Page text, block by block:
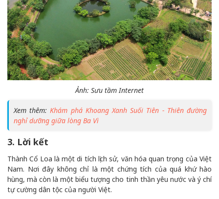
Ảnh: Sưu tầm Internet
Xem thêm: Khám phá Khoang Xanh Suối Tiên - Thiên đường
nghỉ dưỡng giữa lòng Ba Vì
3. Lời kết
Thành Cổ Loa là một di tích lịch sử, văn hóa quan trọng của Việt
Nam. Nơi đây không chỉ là một chứng tích của quá khứ hào
hùng, mà còn là một biểu tượng cho tinh thần yêu nước và ý chí
tự cường dân tộc của người Việt.